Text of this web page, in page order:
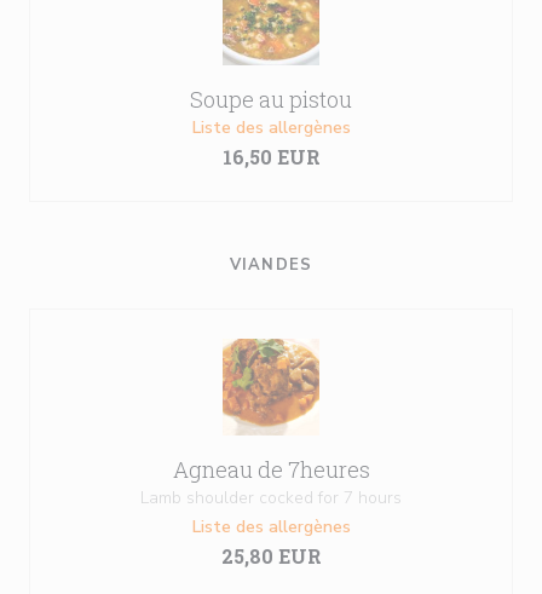
Soupe au pistou
Liste des allergènes
16,50 EUR
VIANDES
Agneau de 7heures
Lamb shoulder cocked for 7 hours
Liste des allergènes
25,80 EUR